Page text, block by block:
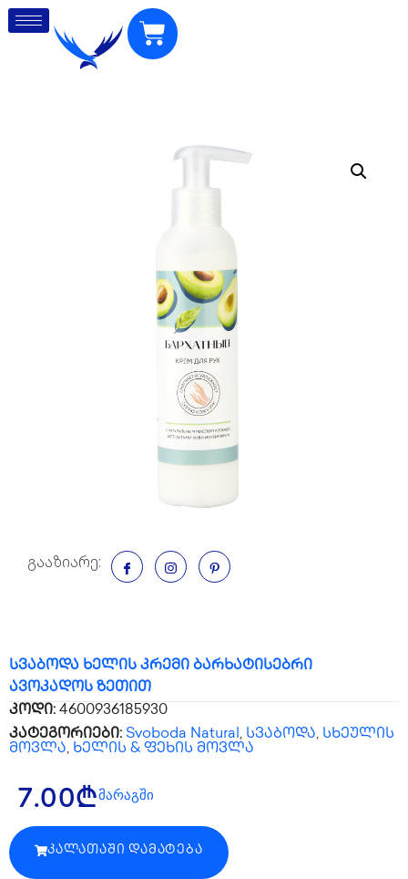
გააზიარე:
სვაბოდა ხელის კრემი ბარხატისებრი
ავოკადოს ზეთით
კოდი: 4600936185930
კატეგორიები: Svoboda Natural, სვაბოდა, სხეულის
მოვლა, ხელის & ფეხის მოვლა
7.00₾მარაგში
ᲙᲐᲚᲐᲗᲐᲨᲘ ᲓᲐᲛᲐᲢᲔᲑᲐ